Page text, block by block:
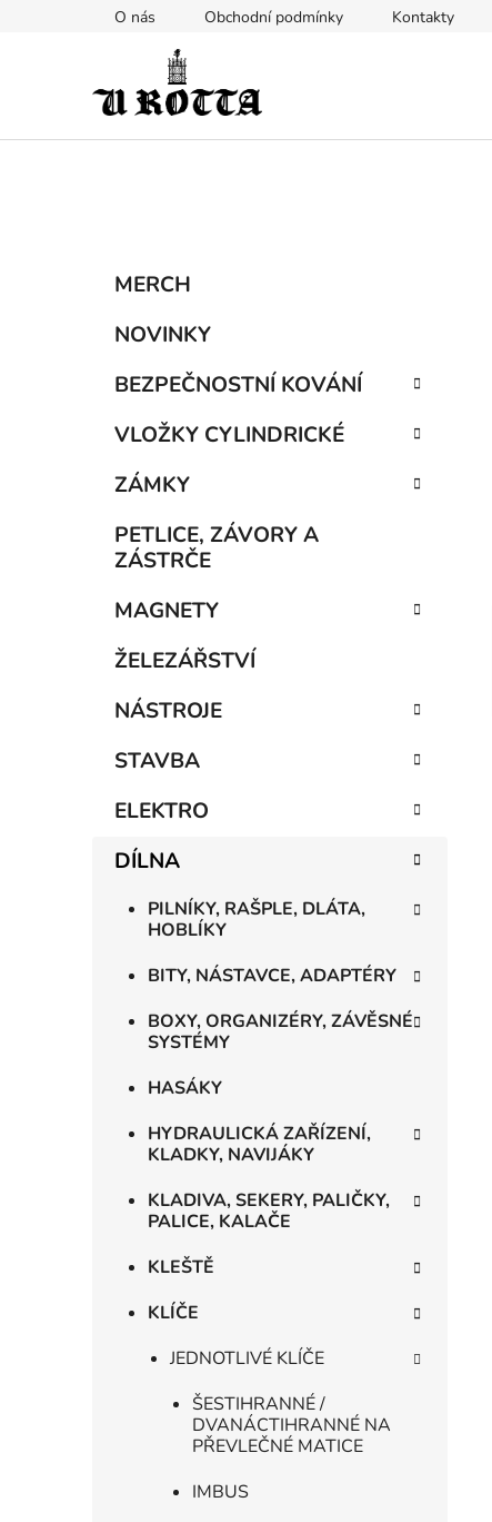
O nás Obchodní podmínky Kontakty
Přeskočit
kategorie
MERCH
NOVINKY
BEZPEČNOSTNÍ KOVÁNÍ
VLOŽKY CYLINDRICKÉ
ZÁMKY
PETLICE, ZÁVORY A
ZÁSTRČE
MAGNETY
ŽELEZÁŘSTVÍ
NÁSTROJE
STAVBA
ELEKTRO
DÍLNA
PILNÍKY, RAŠPLE, DLÁTA,
HOBLÍKY
BITY, NÁSTAVCE, ADAPTÉRY
BOXY, ORGANIZÉRY, ZÁVĚSNÉ
SYSTÉMY
HASÁKY
HYDRAULICKÁ ZAŘÍZENÍ,
KLADKY, NAVIJÁKY
KLADIVA, SEKERY, PALIČKY,
PALICE, KALAČE
KLEŠTĚ
KLÍČE
JEDNOTLIVÉ KLÍČE
ŠESTIHRANNÉ /
DVANÁCTIHRANNÉ NA
PŘEVLEČNÉ MATICE
IMBUS